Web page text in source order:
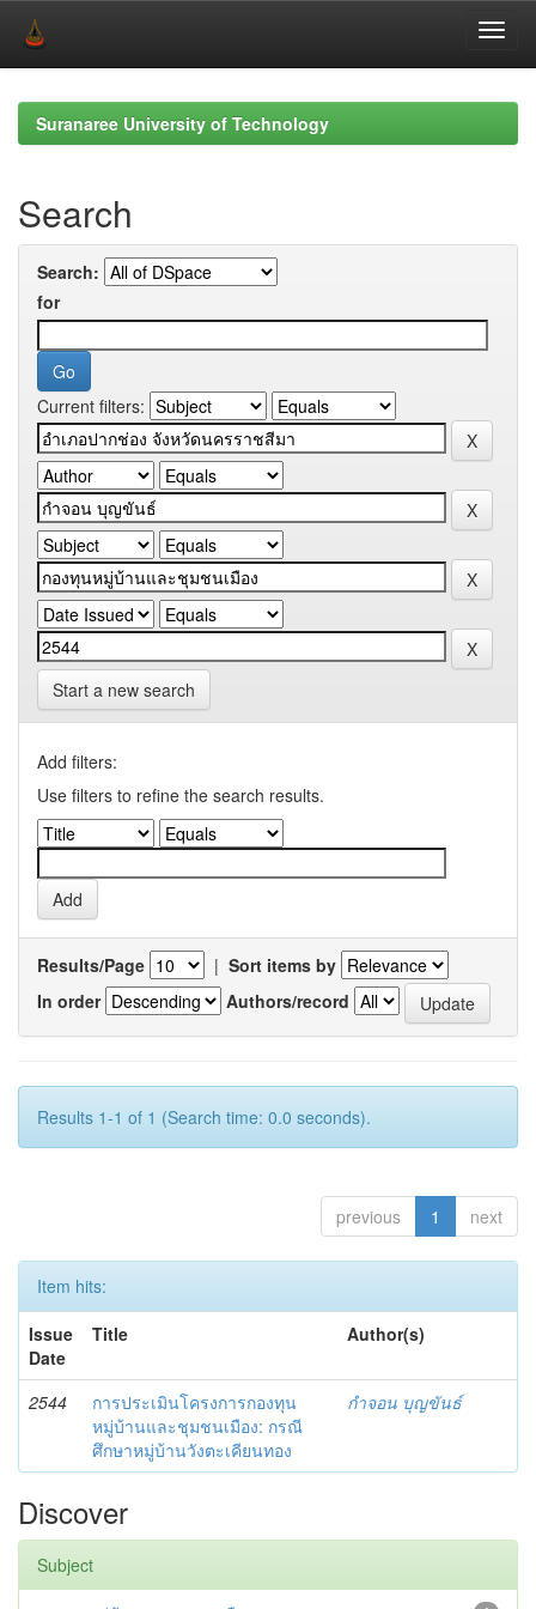
navigationSuranaree University of Technology
Search
Search:
for
Current filters:
Start a new search
Add filters:
Use filters to refine the search results.
Results/Page | Sort items by
In order
Authors/record
Results 1-1 of 1 (Search time: 0.0 seconds).
previous 1 next
Item hits:
Issue
Date
Title Author(s)
2544
การประเมินโครงการกองทุน
หมู่บ้านและชุมชนเมือง: กรณี
ศึกษาหมู่บ้านวังตะเคียนทอง
กำจอน บุญขันธ์
Discover
Subject